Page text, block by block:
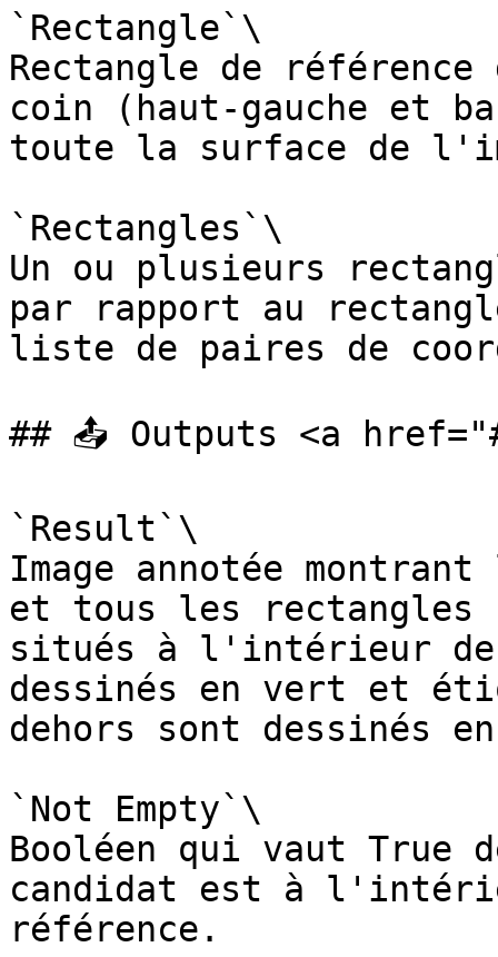
`Rectangle`\
Rectangle de
coin (haut-gauche et
toute la surface de
`Rectangles`\
Un ou plusieurs
par rapport au
liste de paires de
## 📤 Outputs <a
`Result`\
Image annotée
et tous les rectangles
situés à l'intérieur de
dessinés en vert et
dehors sont dessinés
`Not Empty`\
Booléen qui vaut True
candidat est à
référence.